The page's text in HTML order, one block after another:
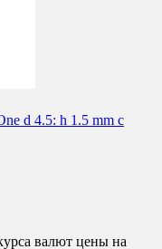
d 4.5: h 1.5 mm с
валют цены на